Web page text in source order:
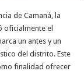
de Camaná, la
oficialmente el
un antes y un
del distrito. Este
finalidad ofrecer